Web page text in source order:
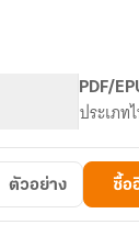
PDF/
ประเภท
ตัวอย่าง ซื้อ